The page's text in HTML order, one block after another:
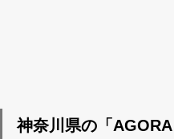
神奈川県の「